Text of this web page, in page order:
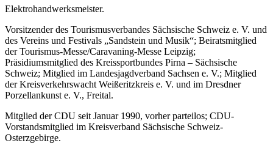
Elektrohandwerksmeister.
Vorsitzender des Tourismusverbandes Sächsische Schweiz e. V. und
des Vereins und Festivals „Sandstein und Musik“; Beiratsmitglied
der Tourismus-Messe/Caravaning-Messe Leipzig;
Präsidiumsmitglied des Kreissportbundes Pirna – Sächsische
Schweiz; Mitglied im Landesjagdverband Sachsen e. V.; Mitglied
der Kreisverkehrswacht Weißeritzkreis e. V. und im Dresdner
Porzellankunst e. V., Freital.
Mitglied der CDU seit Januar 1990, vorher parteilos; CDU-
Vorstandsmitglied im Kreisverband Sächsische Schweiz-
Osterzgebirge.